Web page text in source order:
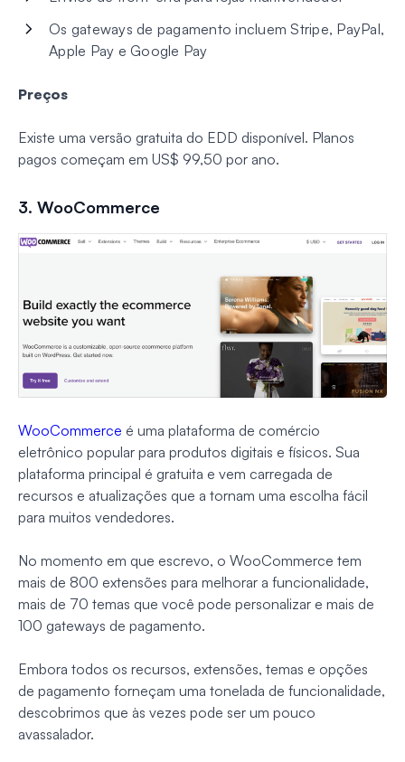
Os gateways de pagamento incluem Stripe, PayPal,
Apple Pay e Google Pay
Preços
Existe uma versão gratuita do EDD disponível. Planos
pagos começam em US$ 99,50 por ano.
3. WooCommerce
WooCommerce é uma plataforma de comércio
eletrônico popular para produtos digitais e físicos. Sua
plataforma principal é gratuita e vem carregada de
recursos e atualizações que a tornam uma escolha fácil
para muitos vendedores.
No momento em que escrevo, o WooCommerce tem
mais de 800 extensões para melhorar a funcionalidade,
mais de 70 temas que você pode personalizar e mais de
100 gateways de pagamento.
Embora todos os recursos, extensões, temas e opções
de pagamento forneçam uma tonelada de funcionalidade,
descobrimos que às vezes pode ser um pouco
avassalador.